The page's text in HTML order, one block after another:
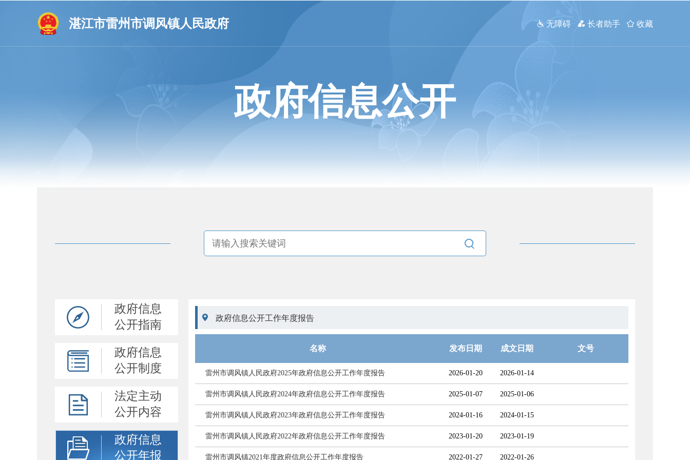
湛江市雷州市调风镇人民政府  无障碍  长者助手  收藏
政府信息公开

政府信息
公开指南
政府信息
公开制度
法定主动
公开内容
政府信息
公开年报
 政府信息公开工作年度报告
名称 发布日期 成文日期 文号
雷州市调风镇人民政府2025年政府信息公开工作年度报告 2026-01-20 2026-01-14
雷州市调风镇人民政府2024年政府信息公开工作年度报告 2025-01-07 2025-01-06
雷州市调风镇人民政府2023年政府信息公开工作年度报告 2024-01-16 2024-01-15
雷州市调风镇人民政府2022年政府信息公开工作年度报告 2023-01-20 2023-01-19
雷州市调风镇2021年度政府信息公开工作年度报告 2022-01-27 2022-01-26